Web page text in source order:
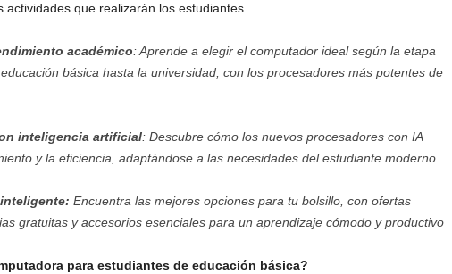
actividades que realizarán los estudiantes.
académico: Aprende a elegir el computador ideal según la etapa
básica hasta la universidad, con los procesadores más potentes de
inteligencia artificial: Descubre cómo los nuevos procesadores con IA
y la eficiencia, adaptándose a las necesidades del estudiante moderno
Encuentra las mejores opciones para tu bolsillo, con ofertas
gratuitas y accesorios esenciales para un aprendizaje cómodo y productivo
para estudiantes de educación básica?